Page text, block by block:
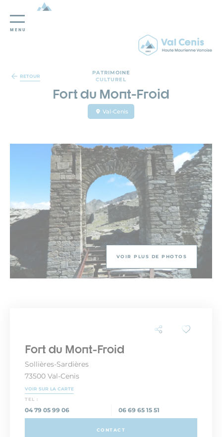
Panneau de gestion des cookies
MENU
RETOUR
PATRIMOINE
CULTUREL
Fort du Mont-Froid
Val-Cenis
VOIR PLUS DE PHOTOS
Fort du Mont-Froid
Sollières-Sardières
73500 Val-Cenis
VOIR SUR LA CARTE
TEL :
04 79 05 99 06 06 69 65 15 51
CONTACT